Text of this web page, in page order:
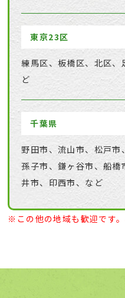
東京23区
練馬区、板橋区、北区、
ど
千葉県
野田市、流山市、松戸
孫子市、鎌ヶ谷市、船
井市、印西市、など
※この他の地域も歓迎です。